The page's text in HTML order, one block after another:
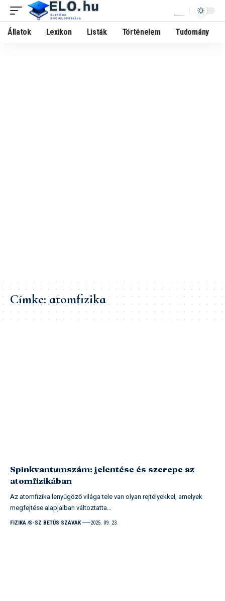
Állatok Lexikon Listák Történelem Tudomány
Címke:atomfizika
Spinkvantumszám: jelentése és szerepe az
atomfizikában
Az atomfizika lenyűgöző világa tele van olyan rejtélyekkel, amelyek
megfejtése alapjaiban változtatta…
FIZIKA S-SZ BETŰS SZAVAK 2025. 09. 23.